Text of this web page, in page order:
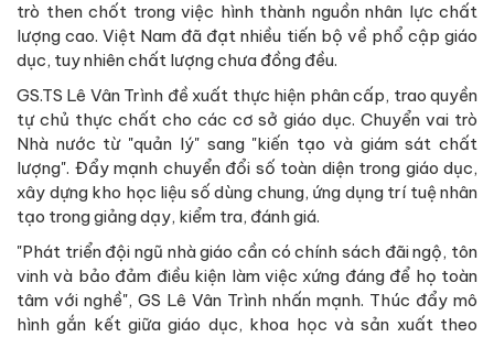
trò then chốt trong việc hình thành nguồn nhân lực chất
lượng cao. Việt Nam đã đạt nhiều tiến bộ về phổ cập giáo
dục, tuy nhiên chất lượng chưa đồng đều.
GS.TS Lê Vân Trình đề xuất thực hiện phân cấp, trao quyền
tự chủ thực chất cho các cơ sở giáo dục. Chuyển vai trò
Nhà nước từ "quản lý" sang "kiến tạo và giám sát chất
lượng". Đẩy mạnh chuyển đổi số toàn diện trong giáo dục,
xây dựng kho học liệu số dùng chung, ứng dụng trí tuệ nhân
tạo trong giảng dạy, kiểm tra, đánh giá.
"Phát triển đội ngũ nhà giáo cần có chính sách đãi ngộ, tôn
vinh và bảo đảm điều kiện làm việc xứng đáng để họ toàn
tâm với nghề", GS Lê Vân Trình nhấn mạnh. Thúc đẩy mô
hình gắn kết giữa giáo dục, khoa học và sản xuất theo